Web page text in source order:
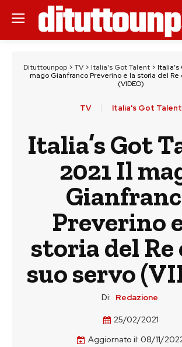
Dituttounpop> TV> Italia's Got Talent> Italia’s
mago Gianfranco Preverino e la storia del Re
(VIDEO)
TV Italia's Got Talent
Italia’s Got
2021 Il
Preverino
storia del Re
suo servo
Di: Redazione
25/02/2021
Aggiornato il: 08/11/